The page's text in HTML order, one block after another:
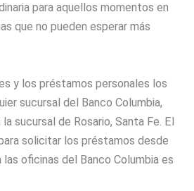
para aquellos momentos en
que no pueden esperar más
y los préstamos personales los
sucursal del Banco Columbia,
sucursal de Rosario, Santa Fe. El
solicitar los préstamos desde
oficinas del Banco Columbia es